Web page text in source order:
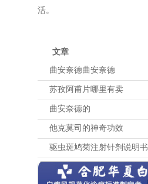
活。
文章
曲安奈德曲安奈德
苏孜阿甫片哪里有卖
曲安奈德的
他克莫司的神奇功效
驱虫斑鸠菊注射针剂说明书